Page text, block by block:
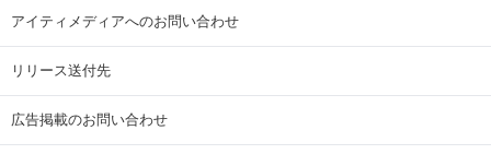
アイティメディアへのお問い合わせ
リリース送付先
広告掲載のお問い合わせ